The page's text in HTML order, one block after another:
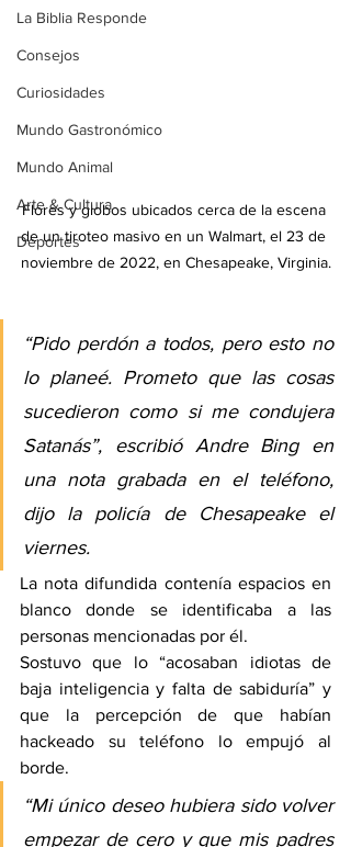
La Biblia Responde
Consejos
Curiosidades
Mundo Gastronómico
Mundo Animal
Arte & Cultura
Deportes
Flores y globos ubicados cerca de la escena
de un tiroteo masivo en un Walmart, el 23 de
noviembre de 2022, en Chesapeake, Virginia.
“Pido perdón a todos, pero esto no
lo planeé. Prometo que las cosas
sucedieron como si me condujera
Satanás”, escribió Andre Bing en
una nota grabada en el teléfono,
dijo la policía de Chesapeake el
viernes.
La nota difundida contenía espacios en
blanco donde se identificaba a las
personas mencionadas por él.
Sostuvo que lo “acosaban idiotas de
baja inteligencia y falta de sabiduría” y
que la percepción de que habían
hackeado su teléfono lo empujó al
borde.
“Mi único deseo hubiera sido volver
empezar de cero y que mis padres